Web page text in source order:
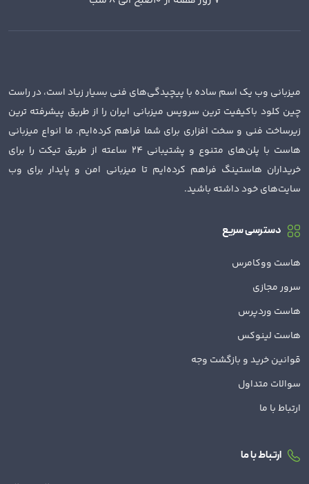
میزبانی وب یک اسم ساده با پیچیدگی‌های فنی بسیار زیاد است، در راست
چین کلود باکیفیت ترین سرویس میزبانی ایران را از طریق پیشرفته ترین
زیرساخت فنی و سخت افزاری برای شما فراهم کرده‌ایم. ما انواع میزبانی
هاست با پلن‌های متنوع و پشتیبانی 24 ساعته از طریق تیکت را برای
خریداران هاستینگ فراهم کرده‌ایم تا میزبانی امن و پایدار برای وب
سایت‌های خود داشته باشید.
دسترسی سریع
هاست ووکامرس
سرور مجازی
هاست وردپرس
هاست لینوکس
قوانین خرید و بازگشت وجه
سوالات متداول
ارتباط با ما
ارتباط با ما